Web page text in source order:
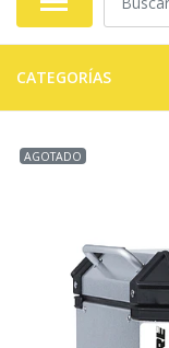
CATEGORÍAS
AGOTADO